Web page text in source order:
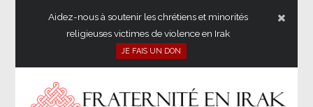
Aidez-nous à soutenir les chrétiens et minorités
religieuses victimes de violence en Irak
JE FAIS UN DON